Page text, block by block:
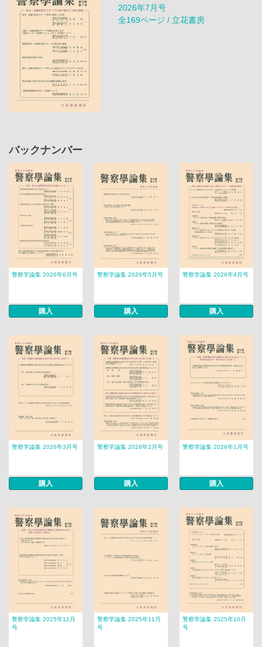
2026年7月号
全169ページ / 立花書房
バックナンバー
警察学論集 2026年6月号
購入
警察学論集 2026年5月号
購入
警察学論集 2026年4月号
購入
警察学論集 2026年3月号
購入
警察学論集 2026年2月号
購入
警察学論集 2026年1月号
購入
警察学論集 2025年12月
号
警察学論集 2025年11月
号
警察学論集 2025年10月
号